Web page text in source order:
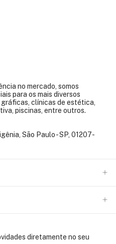
no mercado, somos
para os mais diversos
clínicas de estética,
piscinas, entre outros.
São Paulo - SP, 01207-
diretamente no seu